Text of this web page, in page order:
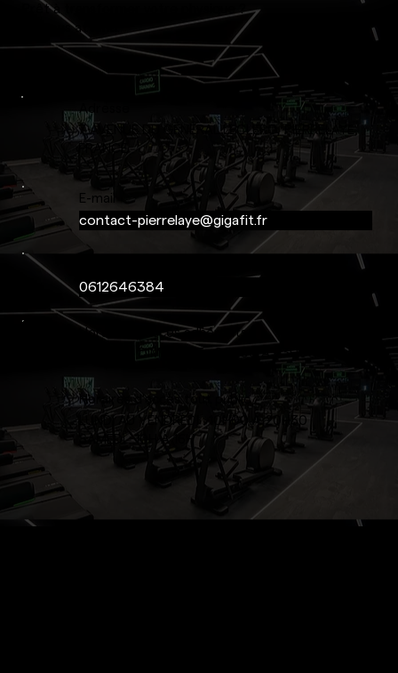
Prêt à transformer votre physique ?
On vous attend.
Adresse
7 AVENUE DU GÉNÉRAL LECLERC, PIERRELAYE,
FRANCE
0612646384
E-mail
contact-pierrelaye@gigafit.fr
Horaires d'accès adhérents :
LUNDI AU DIMANCHE : 06H00 À 23H00
Horaires d'accès tout public
LUNDI AU VENDREDI : 10H00 À 20H30
SAMEDI : 10H À 16H